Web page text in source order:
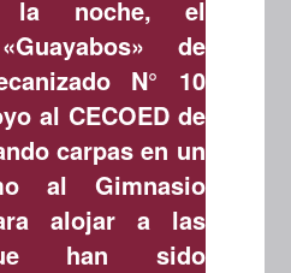
la noche, el
de
N° 10
al CECOED de
carpas en un
al Gimnasio
alojar a las
han sido